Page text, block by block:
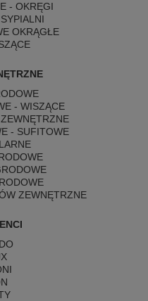
- OKRĘGI
OKRĄGŁE
- WISZĄCE
- SUFITOWE
ZEWNĘTRZNE